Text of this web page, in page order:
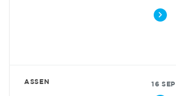
ASSEN 16 SEP